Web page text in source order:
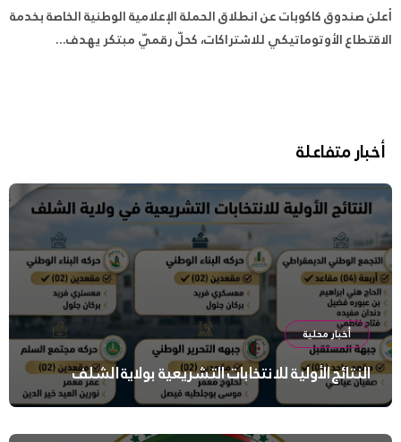
أعلن صندوق كاكوبات عن انطلاق الحملة الإعلامية الوطنية الخاصة بخدمة
الاقتطاع الأوتوماتيكي للاشتراكات، كحلّ رقميّ مبتكر يهدف...
أخبار متفاعلة
أخبار محلية
النتائج الأولية للانتخابات التشريعية بولاية الشلف